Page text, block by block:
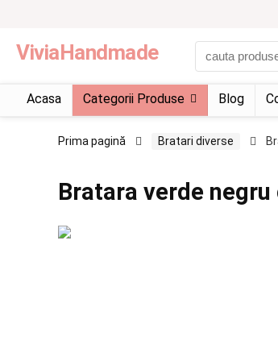
ViviaHandmade
Acasa Categorii Produse Blog
Prima pagină Bratari diverse
Bratara verde